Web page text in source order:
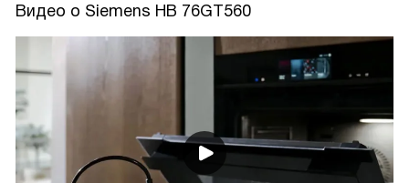
Видео о Siemens HB 76GT560